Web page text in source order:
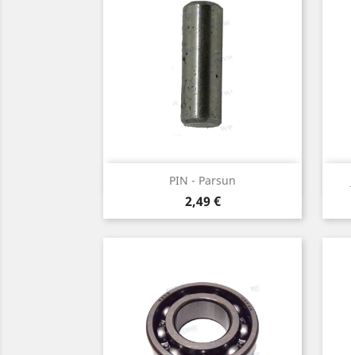
PIN - Parsun
Prix
2,49 €
Aperçu rapide